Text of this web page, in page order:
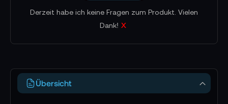
Derzeit habe ich keine Fragen zum Produkt. Vielen
Dank! x
Übersicht